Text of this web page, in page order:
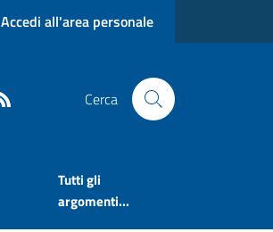
Accedi all'area personale
Cerca
Tutti gli
argomenti...